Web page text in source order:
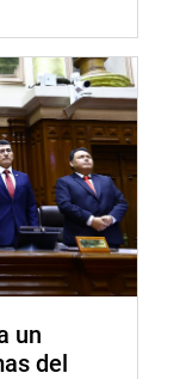
Edgard
concursos,
y la región
Regional
un
del